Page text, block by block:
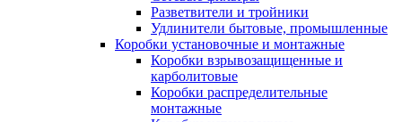
Разветвители и тройники
Удлинители бытовые, промышленные
Коробки установочные и монтажные
Коробки взрывозащищенные и
карболитовые
Коробки распределительные
монтажные